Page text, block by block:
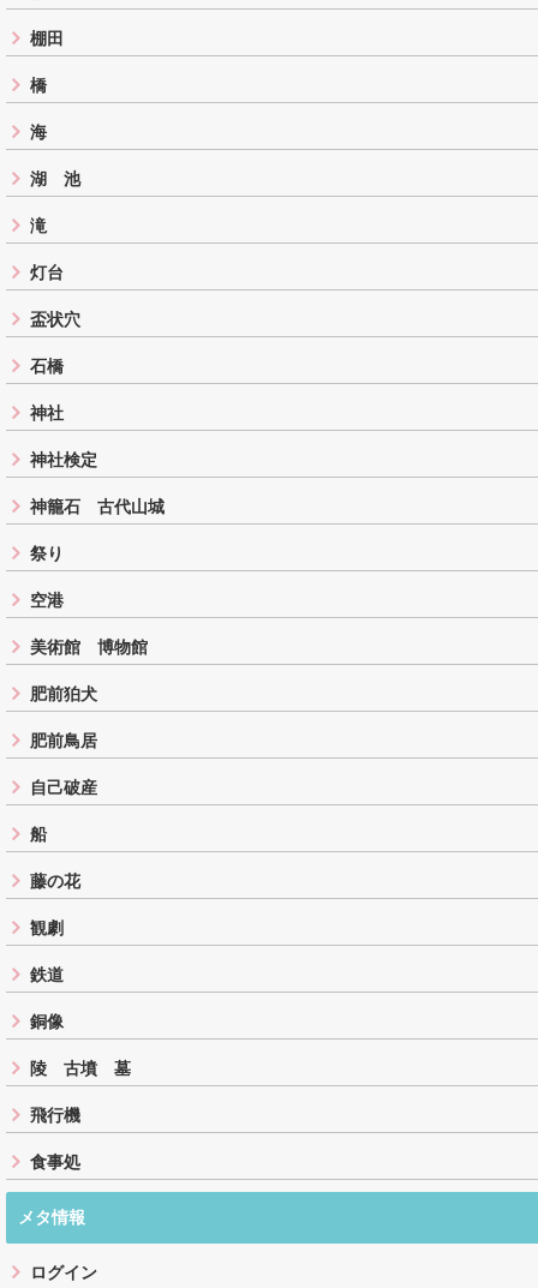
棚田
橋
海
湖 池
滝
灯台
盃状穴
石橋
神社
神社検定
神籠石 古代山城
祭り
空港
美術館 博物館
肥前狛犬
肥前鳥居
自己破産
船
藤の花
観劇
鉄道
銅像
陵 古墳 墓
飛行機
食事処
メタ情報
ログイン